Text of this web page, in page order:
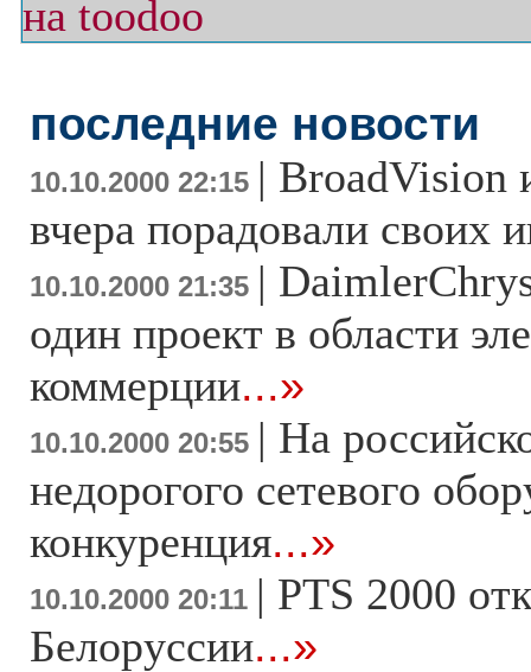
последние новости
10.10.2000 22:15 | BroadVision
вчера порадовали своих
10.10.2000 21:35 |
один проект в области
коммерции...»
10.10.2000 20:55 | На
недорогого сетевого
конкуренция...»
10.10.2000 20:11 | PTS 2000
Белоруссии...»